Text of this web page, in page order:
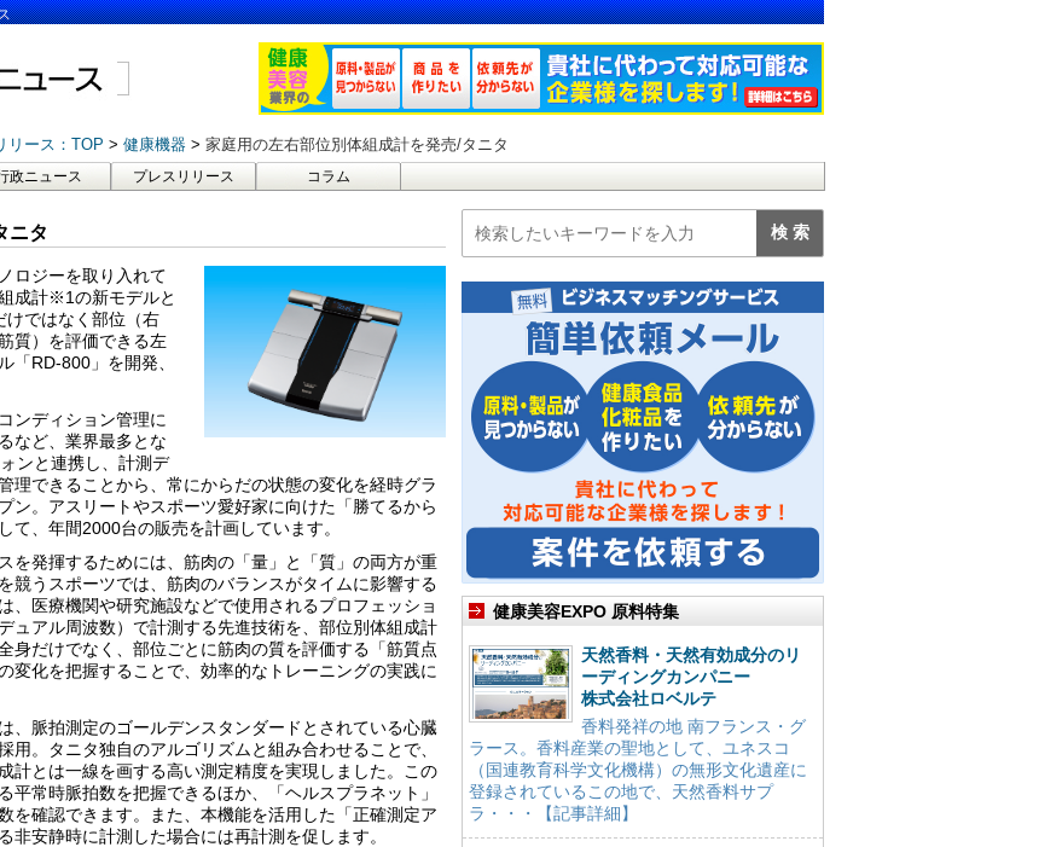
リース：TOP 健康機器 家庭用の左右部位別体組成計を発売/タニタ
政ニュース プレスリリース コラム
ニタ
ロジーを取り入れて
成計※1の新モデルと
ではなく部位（右
質）を評価できる左
「RD-800」を開発、
ンディション管理に
など、業界最多とな
ンと連携し、計測デ
理できることから、常にからだの状態の変化を経時グラ
ン。アスリートやスポーツ愛好家に向けた「勝てるから
て、年間2000台の販売を計画しています。
を発揮するためには、筋肉の「量」と「質」の両方が重
競うスポーツでは、筋肉のバランスがタイムに影響する
、医療機関や研究施設などで使用されるプロフェッショ
ュアル周波数）で計測する先進技術を、部位別体組成計
身だけでなく、部位ごとに筋肉の質を評価する「筋質点
変化を把握することで、効率的なトレーニングの実践に
、脈拍測定のゴールデンスタンダードとされている心臓
。タニタ独自のアルゴリズムと組み合わせることで、
計とは一線を画する高い測定精度を実現しました。この
常時脈拍数を把握できるほか、「ヘルスプラネット」
を確認できます。また、本機能を活用した「正確測定ア
安静時に計測した場合には再計測を促します。
健康美容EXPO 原料特集
天然香料・天然有効成分のリ
ーディングカンパニー
株式会社ロベルテ
香料発祥の地 南フランス・グ
ラース。香料産業の聖地として、ユネスコ
（国連教育科学文化機構）の無形文化遺産に
登録されているこの地で、天然香料サプ
ラ・・・【記事詳細】